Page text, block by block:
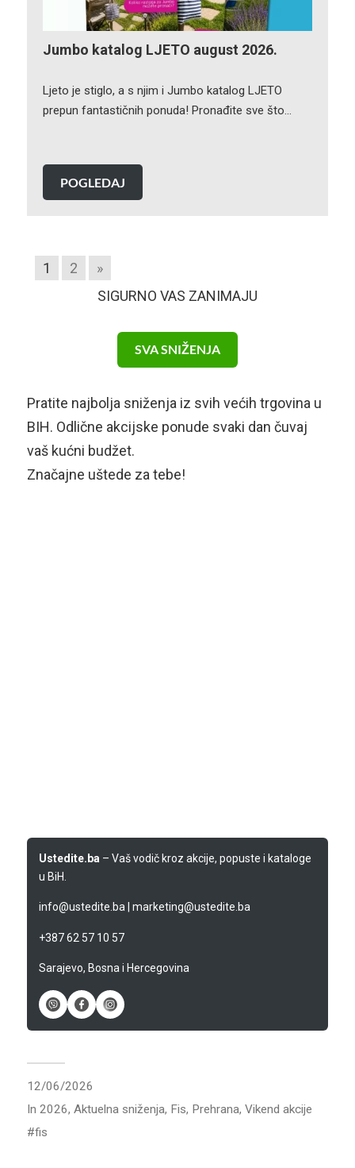
Jumbo katalog LJETO august 2026.
Ljeto je stiglo, a s njim i Jumbo katalog LJETO
prepun fantastičnih ponuda! Pronađite sve što…
POGLEDAJ
1 2
»
SIGURNO VAS ZANIMAJU
SVA SNIŽENJA
Pratite najbolja sniženja iz svih većih trgovina u
BIH. Odlične akcijske ponude svaki dan čuvaj
vaš kućni budžet.
Značajne uštede za tebe!
Ustedite.ba – Vaš vodič kroz akcije, popuste i kataloge
u BiH.
info@ustedite.ba| marketing@ustedite.ba
+387 62 57 10 57
Sarajevo, Bosna i Hercegovina
12/06/2026
In 2026, Aktuelna sniženja, Fis, Prehrana, Vikend akcije
fis